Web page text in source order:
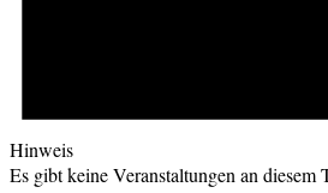
Hinweis
Es gibt keine Veranstaltungen an diesem